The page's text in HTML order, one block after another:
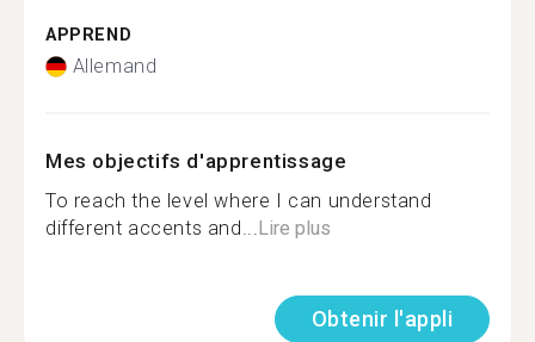
APPREND
Allemand
Mes objectifs d'apprentissage
To reach the level where I can understand
different accents and...Lire plus
Obtenir l'appli